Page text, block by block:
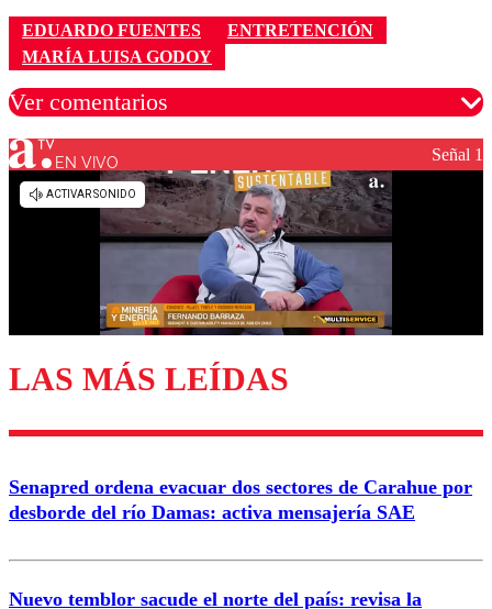
EDUARDO FUENTES
ENTRETENCIÓN
MARÍA LUISA GODOY
Ver comentarios
Los comentarios son moderados para garantizar un
diálogo respetuoso.
Enviar comentario
EN VIVO Señal 1
LAS MÁS LEÍDAS
Senapred ordena evacuar dos sectores de Carahue por
desborde del río Damas: activa mensajería SAE
Nuevo temblor sacude el norte del país: revisa la